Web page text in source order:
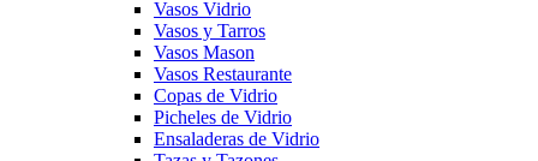
Vasos Vidrio
Vasos y Tarros
Vasos Mason
Vasos Restaurante
Copas de Vidrio
Picheles de Vidrio
Ensaladeras de Vidrio